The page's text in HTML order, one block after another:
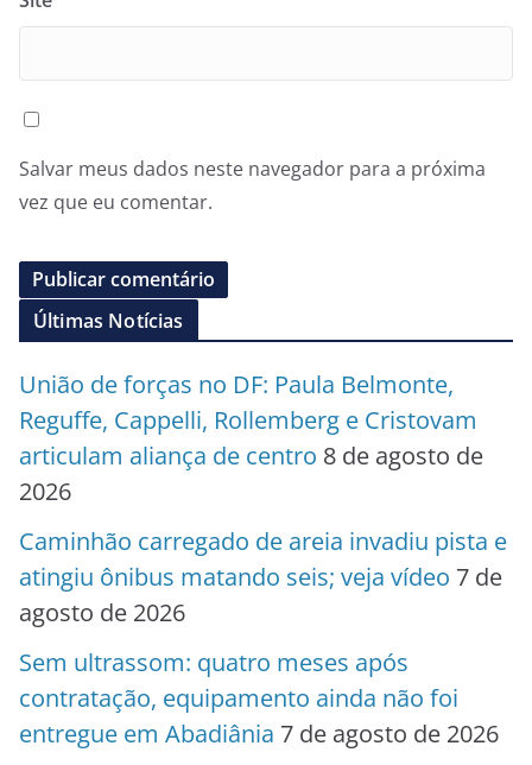
Salvar meus dados neste navegador para a próxima
vez que eu comentar.
Últimas Notícias
União de forças no DF: Paula Belmonte,
Reguffe, Cappelli, Rollemberg e Cristovam
articulam aliança de centro 8 de agosto de
2026
Caminhão carregado de areia invadiu pista e
atingiu ônibus matando seis; veja vídeo 7 de
agosto de 2026
Sem ultrassom: quatro meses após
contratação, equipamento ainda não foi
entregue em Abadiânia 7 de agosto de 2026